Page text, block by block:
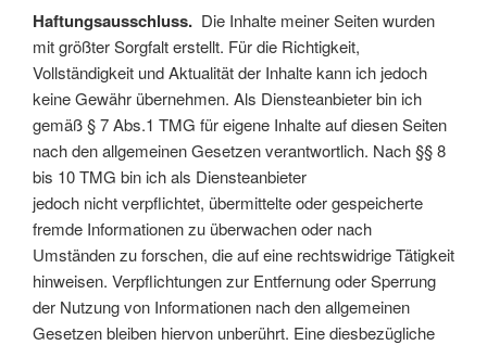
Haftungsausschluss. Die Inhalte meiner Seiten wurden
mit größter Sorgfalt erstellt. Für die Richtigkeit,
Vollständigkeit und Aktualität der Inhalte kann ich jedoch
keine Gewähr übernehmen. Als Diensteanbieter bin ich
gemäß § 7 Abs.1 TMG für eigene Inhalte auf diesen Seiten
nach den allgemeinen Gesetzen verantwortlich. Nach §§ 8
bis 10 TMG bin ich als Diensteanbieter
jedoch nicht verpflichtet, übermittelte oder gespeicherte
fremde Informationen zu überwachen oder nach
Umständen zu forschen, die auf eine rechtswidrige Tätigkeit
hinweisen. Verpflichtungen zur Entfernung oder Sperrung
der Nutzung von Informationen nach den allgemeinen
Gesetzen bleiben hiervon unberührt. Eine diesbezügliche